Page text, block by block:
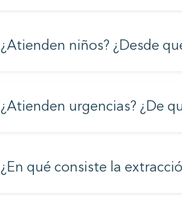
¿Atienden niños? ¿Desde
¿Atienden urgencias? ¿De
¿En qué consiste la